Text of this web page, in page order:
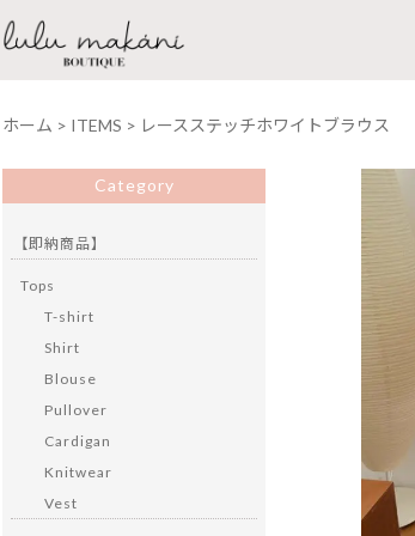
ホーム > ITEMS > レースステッチホワイトブラウス
Category
【即納商品】
Tops
T-shirt
Shirt
Blouse
Pullover
Cardigan
Knitwear
Vest